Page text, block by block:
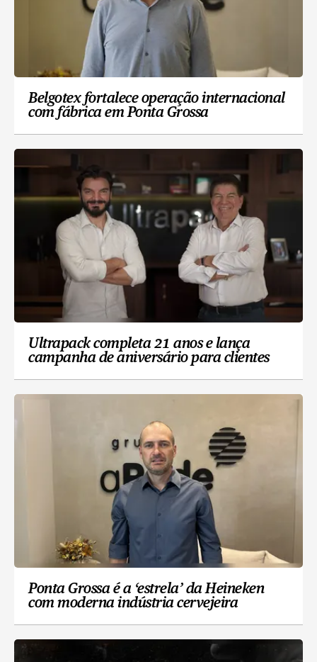
Belgotex fortalece operação internacional
com fábrica em Ponta Grossa
Ultrapack completa 21 anos e lança
campanha de aniversário para clientes
Ponta Grossa é a ‘estrela’ da Heineken
com moderna indústria cervejeira